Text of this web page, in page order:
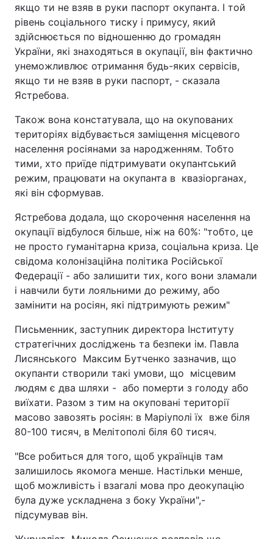
якщо ти не взяв в руки паспорт окупанта. І той
рівень соціального тиску і примусу, який
здійснюється по відношенню до громадян
України, які знаходяться в окупації, він фактично
унеможливлює отримання будь-яких сервісів,
якщо ти не взяв в руки паспорт, - сказала
Ястребова.
Також вона констатувала, що на окупованих
територіях відбувається заміщення місцевого
населення росіянами за народженням. Тобто
тими, хто приїде підтримувати окупантський
режим, працювати на окупанта в квазіорганах,
які він сформував.
Ястребова додала, що скорочення населення на
окупації відбулося більше, ніж на 60%: "тобто, це
не просто гуманітарна криза, соціальна криза. Це
свідома колонізаційна політика Російської
Федерації - або залишити тих, кого вони зламали
і навчили бути лояльними до режиму, або
замінити на росіян, які підтримують режим"
Письменник, заступник директора Інституту
стратегічних досліджень та безпеки ім. Павла
Лисянського Максим Бутченко зазначив, що
окупанти створили такі умови, що місцевим
людям є два шляхи - або померти з голоду або
виїхати. Разом з тим на окуповані території
масово завозять росіян: в Маріуполі їх вже біля
80-100 тисяч, в Мелітополі біля 60 тисяч.
"Все робиться для того, щоб українців там
залишилось якомога менше. Настільки менше,
щоб можливість і взагалі мова про деокупацію
була дуже ускладнена з боку України",-
підсумував він.